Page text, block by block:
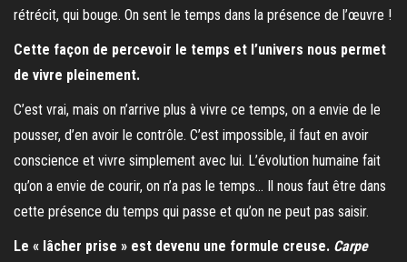
rétrécit, qui bouge. On sent le temps dans la présence de l’œuvre !
Cette façon de percevoir le temps et l’univers nous permet
de vivre pleinement.
C’est vrai, mais on n’arrive plus à vivre ce temps, on a envie de le
pousser, d’en avoir le contrôle. C’est impossible, il faut en avoir
conscience et vivre simplement avec lui. L’évolution humaine fait
qu’on a envie de courir, on n’a pas le temps… Il nous faut être dans
cette présence du temps qui passe et qu’on ne peut pas saisir.
Le « lâcher prise » est devenu une formule creuse. Carpe